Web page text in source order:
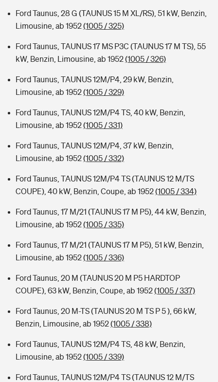
Ford Taunus, 28 G (TAUNUS 15 M XL/RS), 51 kW, Benzin,
Limousine, ab 1952(1005 / 325)
Ford Taunus, TAUNUS 17 MS P3C (TAUNUS 17 M TS), 55
kW, Benzin, Limousine, ab 1952(1005 / 326)
Ford Taunus, TAUNUS 12M/P4, 29 kW, Benzin,
Limousine, ab 1952(1005 / 329)
Ford Taunus, TAUNUS 12M/P4 TS, 40 kW, Benzin,
Limousine, ab 1952(1005 / 331)
Ford Taunus, TAUNUS 12M/P4, 37 kW, Benzin,
Limousine, ab 1952(1005 / 332)
Ford Taunus, TAUNUS 12M/P4 TS (TAUNUS 12 M/TS
COUPE), 40 kW, Benzin, Coupe, ab 1952(1005 / 334)
Ford Taunus, 17 M/21 (TAUNUS 17 M P5), 44 kW, Benzin,
Limousine, ab 1952(1005 / 335)
Ford Taunus, 17 M/21 (TAUNUS 17 M P5), 51 kW, Benzin,
Limousine, ab 1952(1005 / 336)
Ford Taunus, 20 M (TAUNUS 20 M P5 HARDTOP
COUPE), 63 kW, Benzin, Coupe, ab 1952(1005 / 337)
Ford Taunus, 20 M-TS (TAUNUS 20 M TS P 5 ), 66 kW,
Benzin, Limousine, ab 1952(1005 / 338)
Ford Taunus, TAUNUS 12M/P4 TS, 48 kW, Benzin,
Limousine, ab 1952(1005 / 339)
Ford Taunus, TAUNUS 12M/P4 TS (TAUNUS 12 M/TS